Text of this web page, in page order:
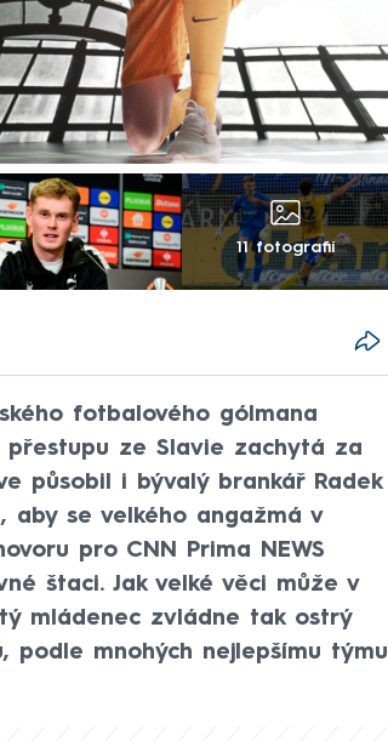
11 fotografií
fotbalového gólmana
ze Slavie zachytá za
působil i bývalý brankář Radek
aby se velkého angažmá v
pro CNN Prima NEWS
štaci. Jak velké věci může v
mládenec zvládne tak ostrý
mnohých nejlepšímu týmu